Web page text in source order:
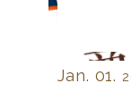
Jan. 01.